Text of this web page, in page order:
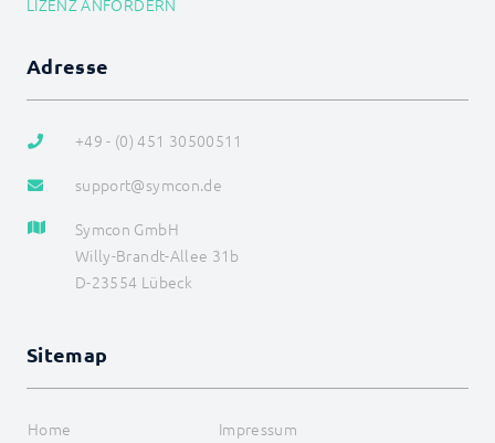
LCN_FlipRelay
LCN_LockTargetValue
LCN_RampStop
LCN_RemoveGroup
LCN_RequestRead
LCN_RequestThresholds
LCN_SaveScene
LCN_SelectSceneRegister
LCN_SetIntensity
LCN_SetLamp
LCN_SetRGBW
LIZENZ ANFORDERN
Adresse
+49 - (0) 451 30500511
support@symcon.de
Symcon GmbH
Willy-Brandt-Allee 31b
D-23554 Lübeck
Sitemap
Home
Impressum